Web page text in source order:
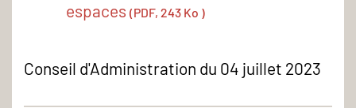
espaces (PDF, 243 Ko )
Conseil d'Administration du 04 juillet 2023